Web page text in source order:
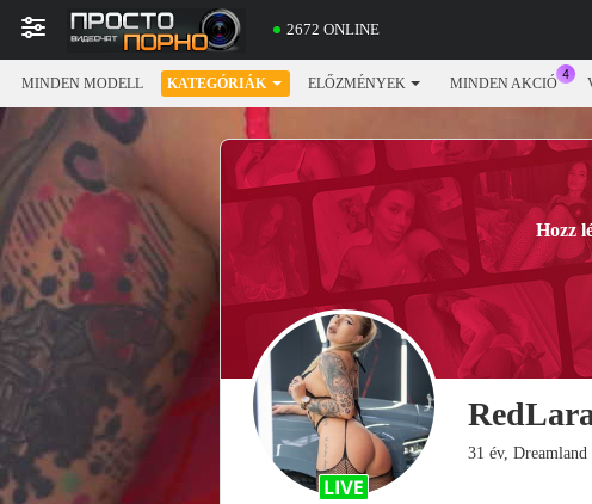
2672 ONLINE
MINDEN MODELL KATEGÓRIÁK ELŐZMÉNYEK MINDEN AKCIÓ
Hozz
31 év, Dreamland